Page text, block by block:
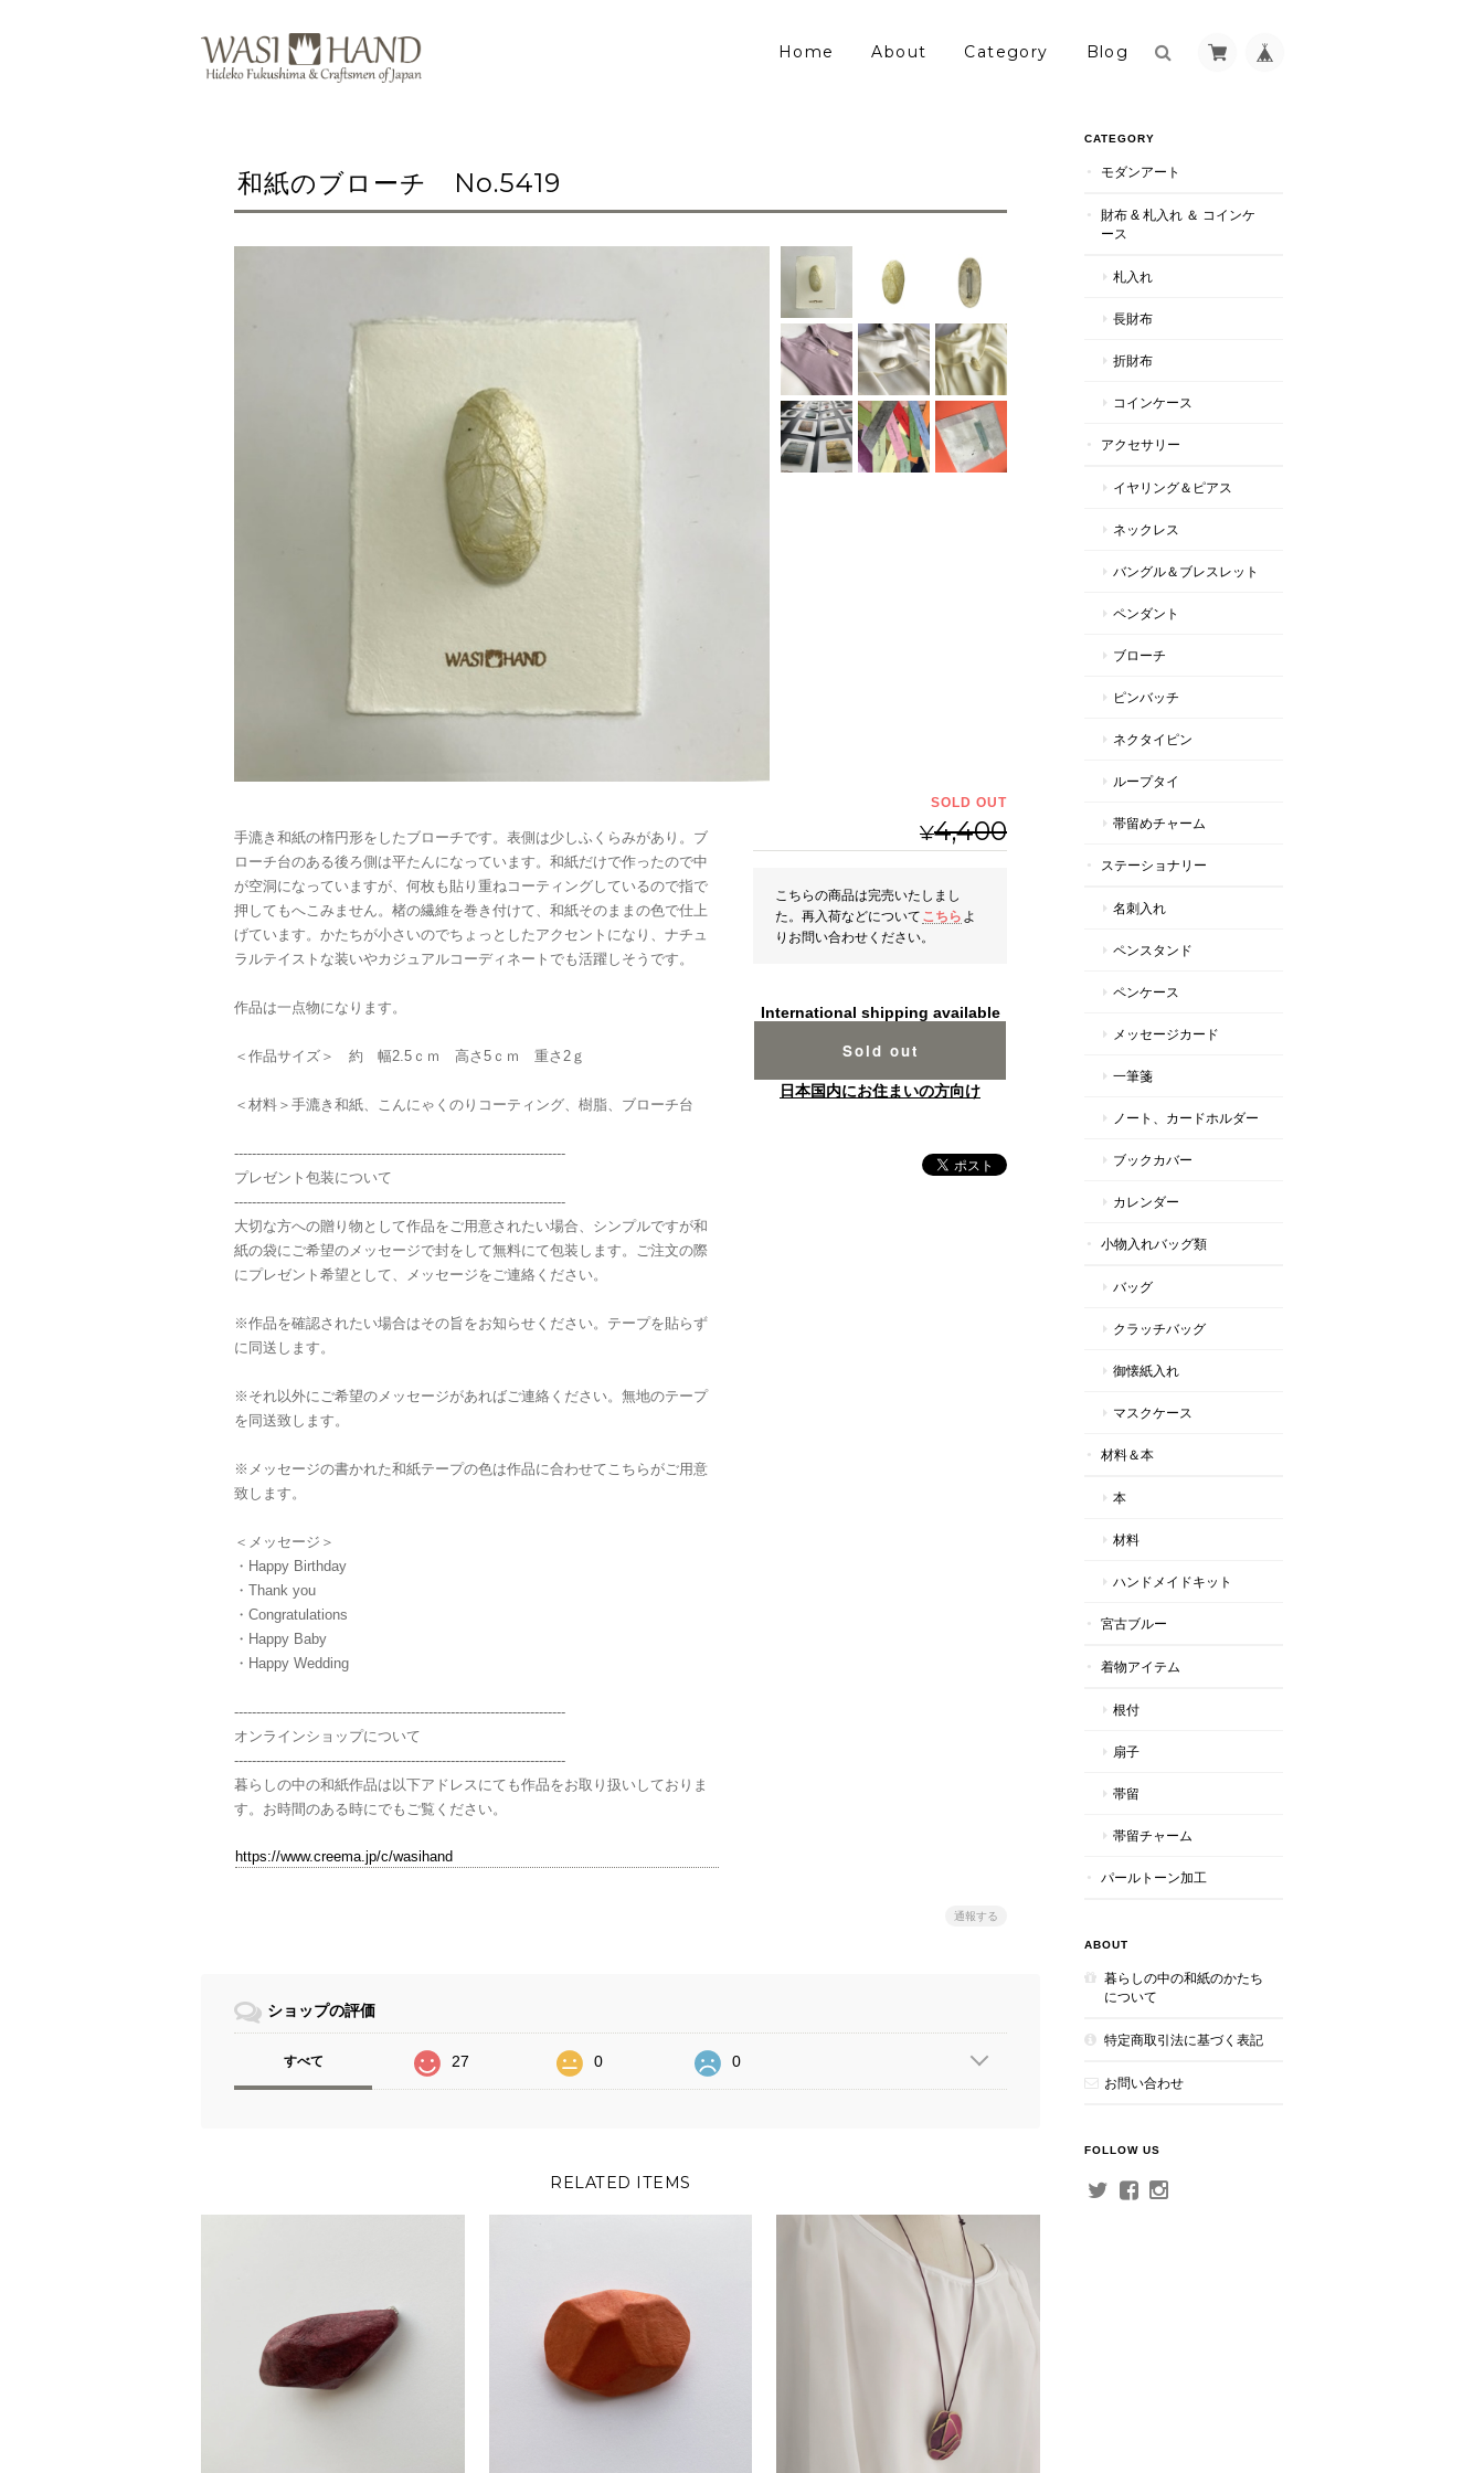
Home About Category Blog
和紙のブローチ No.5419
手漉き和紙の楕円形をしたブローチです。表側は少しふくらみがあり。ブ
ローチ台のある後ろ側は平たんになっています。和紙だけで作ったので中
が空洞になっていますが、何枚も貼り重ねコーティングしているので指で
押してもへこみません。楮の繊維を巻き付けて、和紙そのままの色で仕上
げています。かたちが小さいのでちょっとしたアクセントになり、ナチュ
ラルテイストな装いやカジュアルコーディネートでも活躍しそうです。
作品は一点物になります。
＜作品サイズ＞ 約 幅2.5ｃｍ 高さ5ｃｍ 重さ2ｇ
＜材料＞手漉き和紙、こんにゃくのりコーティング、樹脂、ブローチ台
---------------------------------------------------------------------------
プレゼント包装について
---------------------------------------------------------------------------
大切な方への贈り物として作品をご用意されたい場合、シンプルですが和
紙の袋にご希望のメッセージで封をして無料にて包装します。ご注文の際
にプレゼント希望として、メッセージをご連絡ください。
※作品を確認されたい場合はその旨をお知らせください。テープを貼らず
に同送します。
※それ以外にご希望のメッセージがあればご連絡ください。無地のテープ
を同送致します。
※メッセージの書かれた和紙テープの色は作品に合わせてこちらがご用意
致します。
＜メッセージ＞
・Happy Birthday
・Thank you
・Congratulations
・Happy Baby
・Happy Wedding
---------------------------------------------------------------------------
オンラインショップについて
---------------------------------------------------------------------------
暮らしの中の和紙作品は以下アドレスにても作品をお取り扱いしておりま
す。お時間のある時にでもご覧ください。
https://www.creema.jp/c/wasihand
¥4,400
SOLD OUT
こちらの商品は完売いたしまし
た。再入荷などについて こちら よ
りお問い合わせください。
International shipping available
Sold out
日本国内にお住まいの方向け
通報する
ショップの評価
すべて 27 0 0
RELATED ITEMS
CATEGORY
モダンアート
財布 & 札入れ ＆ コインケ
ース
札入れ
長財布
折財布
コインケース
アクセサリー
イヤリング＆ピアス
ネックレス
バングル＆ブレスレット
ペンダント
ブローチ
ピンバッチ
ネクタイピン
ループタイ
帯留めチャーム
ステーショナリー
名刺入れ
ペンスタンド
ペンケース
メッセージカード
一筆箋
ノート、カードホルダー
ブックカバー
カレンダー
小物入れバッグ類
バッグ
クラッチバッグ
御懐紙入れ
マスクケース
材料＆本
本
材料
ハンドメイドキット
宮古ブルー
着物アイテム
根付
扇子
帯留
帯留チャーム
パールトーン加工
ABOUT
暮らしの中の和紙のかたち
について
特定商取引法に基づく表記
お問い合わせ
FOLLOW US